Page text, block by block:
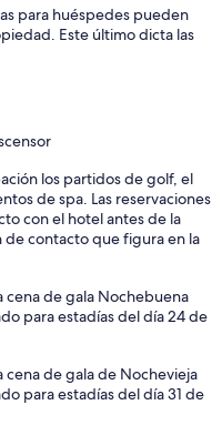
para huéspedes pueden
Este último dicta las
los partidos de golf, el
de spa. Las reservaciones
con el hotel antes de la
de contacto que figura en la
cena de gala Nochebuena
para estadías del día 24 de
de gala de Nochevieja
para estadías del día 31 de